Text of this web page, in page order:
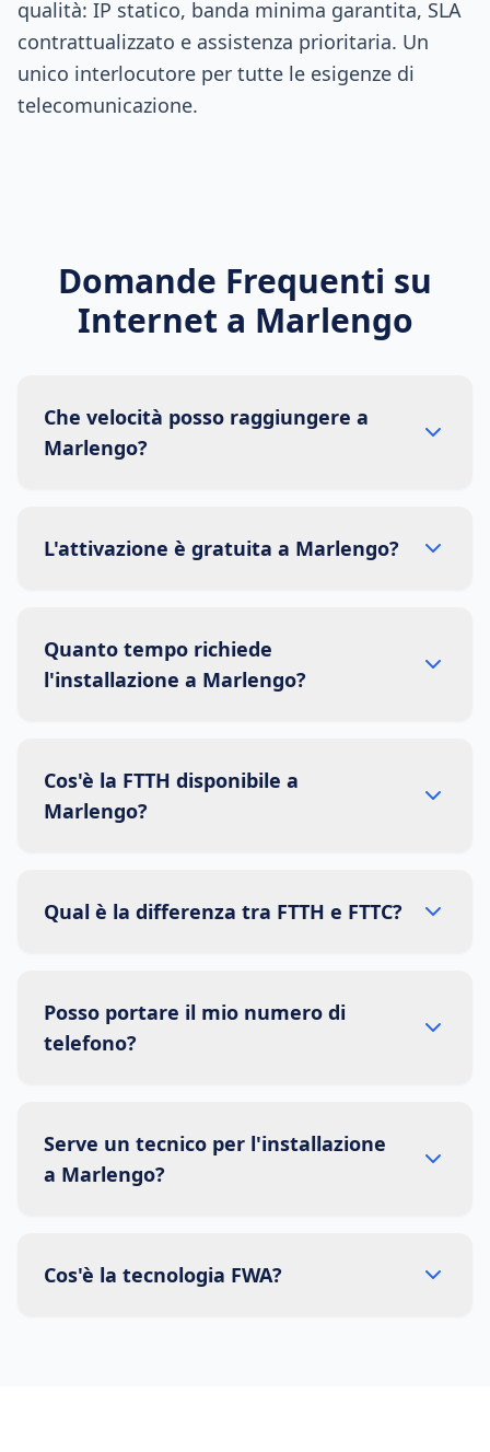
qualità: IP statico, banda minima garantita, SLA
contrattualizzato e assistenza prioritaria. Un
unico interlocutore per tutte le esigenze di
telecomunicazione.
Domande Frequenti su
Internet a Marlengo
Che velocità posso raggiungere a
Marlengo?
L'attivazione è gratuita a Marlengo?
Quanto tempo richiede
l'installazione a Marlengo?
Cos'è la FTTH disponibile a
Marlengo?
Qual è la differenza tra FTTH e FTTC?
Posso portare il mio numero di
telefono?
Serve un tecnico per l'installazione
a Marlengo?
Cos'è la tecnologia FWA?